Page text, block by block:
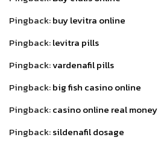
Pingback:buy levitra online
Pingback:levitra pills
Pingback:vardenafil pills
Pingback:big fish casino online
Pingback:casino online real money
Pingback:sildenafil dosage